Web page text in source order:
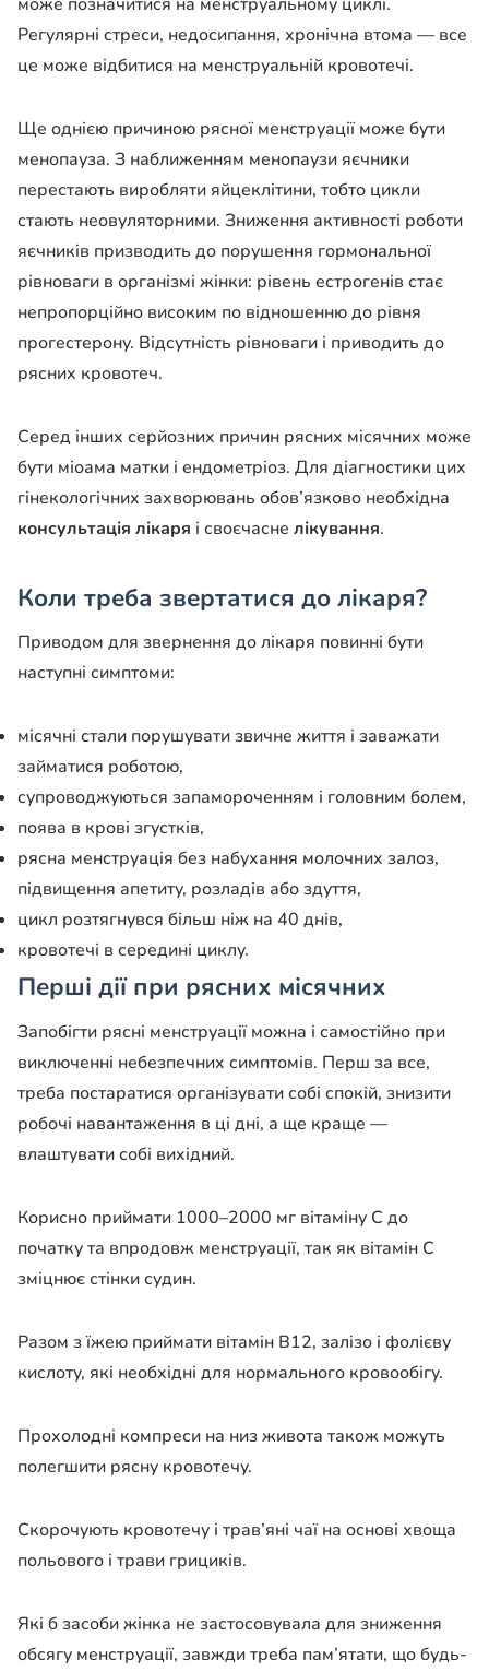
Регулярні стреси, недосипання, хронічна втома — все
це може відбитися на менструальній кровотечі.
Ще однією причиною рясної менструації може бути
менопауза. З наближенням менопаузи яєчники
перестають виробляти яйцеклітини, тобто цикли
стають неовуляторними. Зниження активності роботи
яєчників призводить до порушення гормональної
рівноваги в організмі жінки: рівень естрогенів стає
непропорційно високим по відношенню до рівня
прогестерону. Відсутність рівноваги і приводить до
рясних кровотеч.
Серед інших серйозних причин рясних місячних може
бути міоама матки і ендометріоз. Для діагностики цих
гінекологічних захворювань обов’язково необхідна
консультація лікаря і своєчасне лікування.
Коли треба звертатися до лікаря?
Приводом для звернення до лікаря повинні бути
наступні симптоми:
місячні стали порушувати звичне життя і заважати
займатися роботою,
супроводжуються запамороченням і головним болем,
поява в крові згустків,
рясна менструація без набухання молочних залоз,
підвищення апетиту, розладів або здуття,
цикл розтягнувся більш ніж на 40 днів,
кровотечі в середині циклу.
Перші дії при рясних місячних
Запобігти рясні менструації можна і самостійно при
виключенні небезпечних симптомів. Перш за все,
треба постаратися організувати собі спокій, знизити
робочі навантаження в ці дні, а ще краще —
влаштувати собі вихідний.
Корисно приймати 1000–2000 мг вітаміну С до
початку та впродовж менструації, так як вітамін С
зміцнює стінки судин.
Разом з їжею приймати вітамін В12, залізо і фолієву
кислоту, які необхідні для нормального кровообігу.
Прохолодні компреси на низ живота також можуть
полегшити рясну кровотечу.
Скорочують кровотечу і трав’яні чаї на основі хвоща
польового і трави грициків.
Які б засоби жінка не застосовувала для зниження
обсягу менструації, завжди треба пам’ятати, що будь-